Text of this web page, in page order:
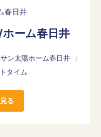
春日井
ーム春日井
サン太陽ホーム春日井
/
タイム
る